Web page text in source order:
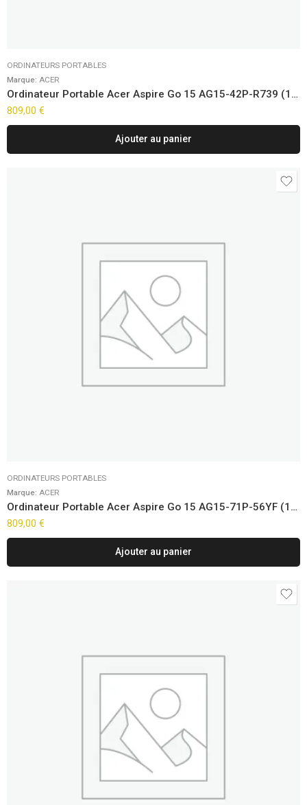
ORDINATEURS PORTABLES
Marque: ACER
Ordinateur Portable Acer Aspire Go 15 AG15-42P-R739 (15,6″) FreeDOS
809,00 €
Ajouter au panier
ORDINATEURS PORTABLES
Marque: ACER
Ordinateur Portable Acer Aspire Go 15 AG15-71P-56YF (15,6″)
809,00 €
Ajouter au panier